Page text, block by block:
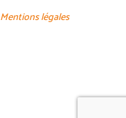
Mentions légales